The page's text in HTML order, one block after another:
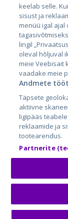
City24.lv
City24.ee
GetaPro.lv
GetaPro.ee
Skelbiu.lt
Autoplius.lt
Aruodas.lt
keelab selle.
sisust ja
menüü igal ajal
lingil
oleval hõljuval
meie Veebisait
vaadake meie
Andmete
Täpsete
aktiivne
ligipääs
reklaamide ja
tootearendus.
Partnerite